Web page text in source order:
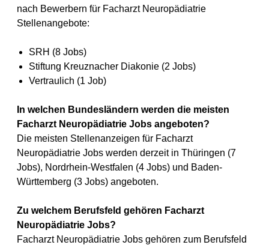
nach Bewerbern für Facharzt Neuropädiatrie
Stellenangebote:
SRH (8 Jobs)
Stiftung Kreuznacher Diakonie (2 Jobs)
Vertraulich (1 Job)
In welchen Bundesländern werden die meisten
Facharzt Neuropädiatrie Jobs angeboten?
Die meisten Stellenanzeigen für Facharzt
Neuropädiatrie Jobs werden derzeit in Thüringen (7
Jobs), Nordrhein-Westfalen (4 Jobs) und Baden-
Württemberg (3 Jobs) angeboten.
Zu welchem Berufsfeld gehören Facharzt
Neuropädiatrie Jobs?
Facharzt Neuropädiatrie Jobs gehören zum Berufsfeld